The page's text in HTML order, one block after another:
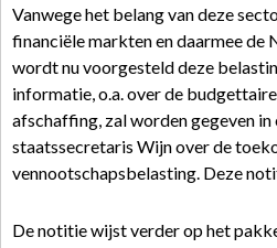
Vanwege het belang van deze
financiële markten en daarmee de
wordt nu voorgesteld deze
informatie, o.a. over de
afschaffing, zal worden gegeven in
staatssecretaris Wijn over de
vennootschapsbelasting. Deze
De notitie wijst verder op het